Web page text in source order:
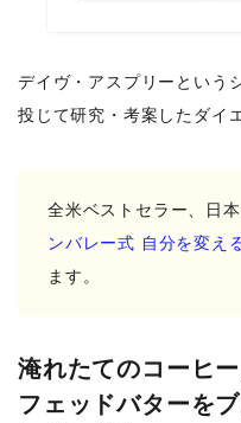
デイヴ・アスプリーという
投じて研究・考案したダイ
全米ベストセラー、日
ンバレー式 自分を変え
ます。
淹れたてのコーヒ
フェッドバターを